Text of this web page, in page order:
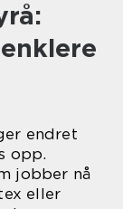
endret
opp.
jobber nå
eller